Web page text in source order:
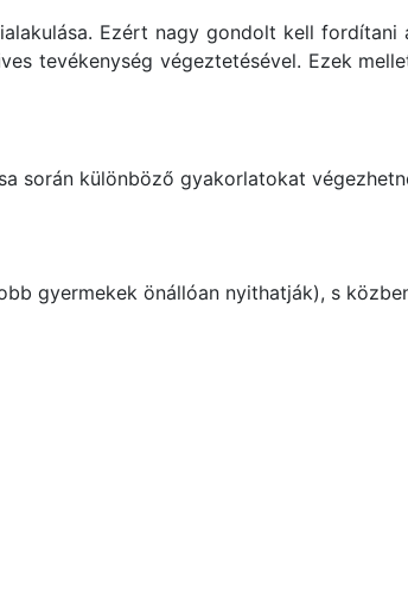
Ezért nagy gondolt kell
tevékenység végeztetésével. Ezek
során különböző gyakorlatokat
gyermekek önállóan nyithatják), s